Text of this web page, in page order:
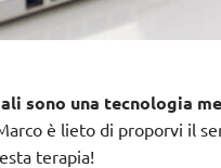
sono una tecnologia
è lieto di proporvi il
terapia!